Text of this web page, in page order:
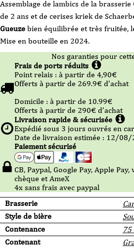
Assemblage de lambics de la brasserie
de 2 ans et de cerises kriek de
Gueuze bien équilibrée et très fruitée,
Mise en bouteille en 2024.
Brasserie
Style de bière
Contenance
75
Contenant
Nos garanties pour
Frais de ports réduits
Point relais : à partir de 4,90€
Offerts à partir de 269.9€ d’achat
Domicile : à partir de 10.99€
Offerts à partir de 290€ d’achat
Livraison rapide & sécurisée
Expédié sous 3 jours ouvrés en
Date de livraison estimée : 12/08/
Paiement sécurisé
CB, Paypal, Google Pay, Apple
chèque et AmeX
4x sans frais avec paypal